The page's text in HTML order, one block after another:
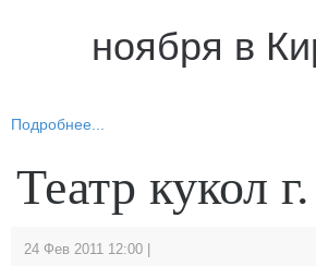
ноября в
Подробнее...
Театр кукол
24 Фев 2011 12:00